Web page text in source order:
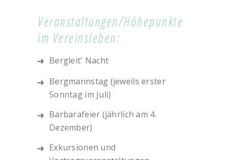
Veranstaltungen/Höhepunkte
im Vereinsleben:
Bergleit' Nacht
Bergmannstag (jeweils erster
Sonntag im Juli)
Barbarafeier (jährlich am 4.
Dezember)
Exkursionen und